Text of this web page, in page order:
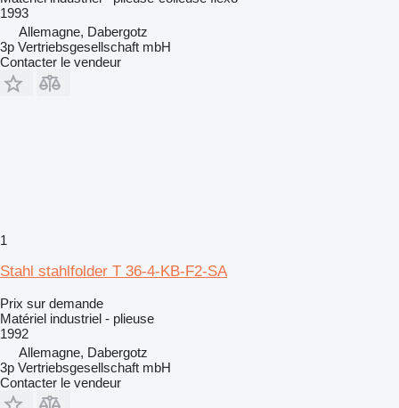
1993
Allemagne, Dabergotz
3p Vertriebsgesellschaft mbH
Contacter le vendeur
1
Stahl stahlfolder T 36-4-KB-F2-SA
Prix sur demande
Matériel industriel - plieuse
1992
Allemagne, Dabergotz
3p Vertriebsgesellschaft mbH
Contacter le vendeur